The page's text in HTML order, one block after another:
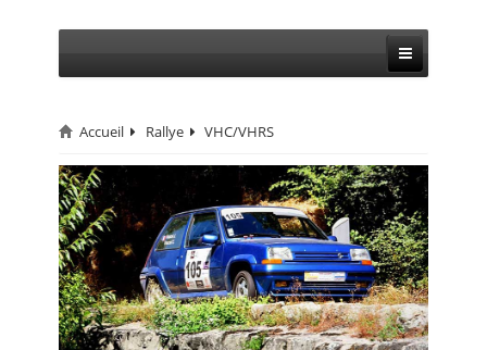
CIRCUIT
RALLYE
MONTAGNE
EVÈNEMENTS
CALENDRIER
Accueil Rallye VHC/VHRS